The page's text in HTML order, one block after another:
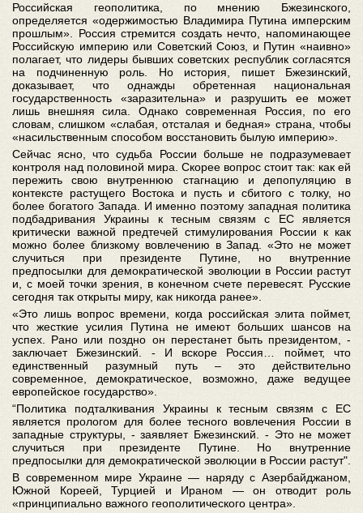
Российская геополитика, по мнению Бжезинского,
определяется «одержимостью Владимира Путина имперским
прошлым». Россия стремится создать нечто, напоминающее
Российскую империю или Советский Союз, и Путин «наивно»
полагает, что лидеры бывших советских республик согласятся
на подчиненную роль. Но история, пишет Бжезинский,
доказывает, что однажды обретенная национальная
государственность «заразительна» и разрушить ее может
лишь внешняя сила. Однако современная Россия, по его
словам, слишком «слабая, отсталая и бедная» страна, чтобы
«насильственным способом восстановить былую империю».
Сейчас ясно, что судьба России больше не подразумевает
контроля над половиной мира. Скорее вопрос стоит так: как ей
пережить свою внутреннюю стагнацию и депопуляцию в
контексте растущего Востока и пусть и сбитого с толку, но
более богатого Запада. И именно поэтому западная политика
подбадривания Украины к тесным связям с ЕС является
критически важной предтечей стимулирования России к как
можно более близкому вовлечению в Запад. «Это не может
случиться при президенте Путине, но внутренние
предпосылки для демократической эволюции в России растут
и, с моей точки зрения, в конечном счете перевесят. Русские
сегодня так открыты миру, как никогда ранее».
«Это лишь вопрос времени, когда российская элита поймет,
что жесткие усилия Путина не имеют больших шансов на
успех. Рано или поздно он перестанет быть президентом, -
заключает Бжезинский. - И вскоре Россия… поймет, что
единственный разумный путь – это действительно
современное, демократическое, возможно, даже ведущее
европейское государство».
“Политика подталкивания Украины к тесным связям с ЕС
является прологом для более тесного вовлечения России в
западные структуры, - заявляет Бжезинский. - Это не может
случиться при президенте Путине. Но внутренние
предпосылки для демократической эволюции в России растут".
В современном мире Украине — наряду с Азербайджаном,
Южной Кореей, Турцией и Ираном — он отводит роль
«принципиально важного геополитического центра».